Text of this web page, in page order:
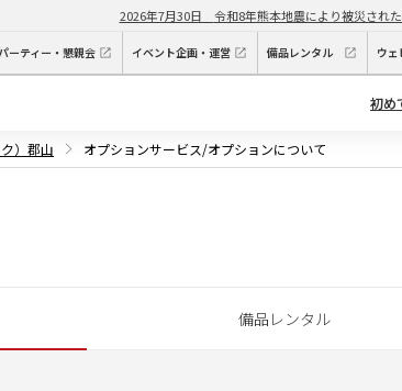
2026年7月30日 令和8年熊本地震により被災され
ーティー・懇親会 イベント企画・運営 備品レンタル ウ
初め
）郡山 オプションサービス/オプションについて
備品レンタル